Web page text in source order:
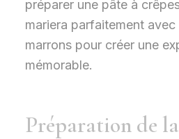
préparer une pâte à
mariera parfaitement
marrons pour créer une
mémorable.
Préparation de